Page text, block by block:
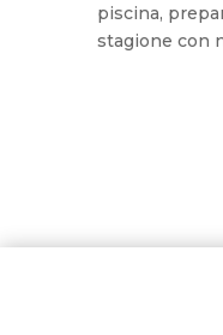
piscina,
stagione con